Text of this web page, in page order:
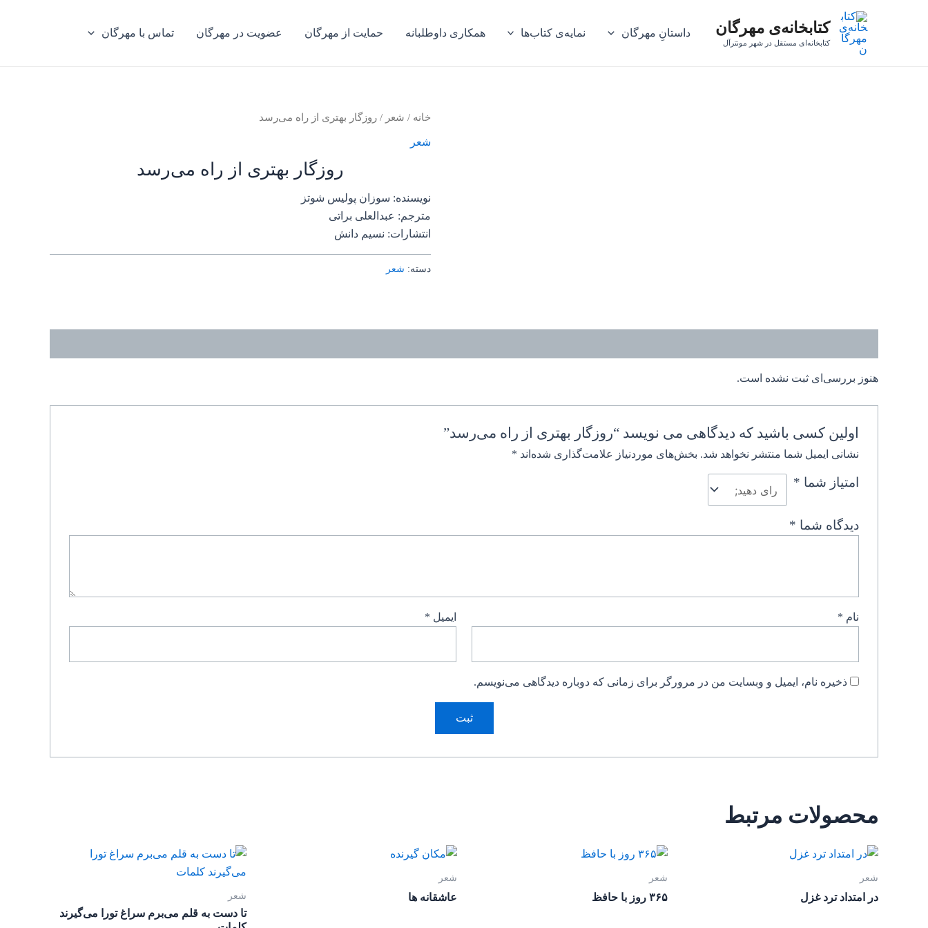
کتابخانه‌ی مهرگان
کتابخانه‌ای مستقل در شهر مونترآل
داستانِ مهرگان نمایه‌ی کتاب‌ها همکاری داوطلبانه حمایت از مهرگان عضویت در مهرگان تماس با مهرگان
خانه / شعر / روزگار بهتری از راه می‌رسد
شعر
روزگار بهتری از راه می‌رسد
نویسنده: سوزان پولیس شوتز
مترجم: عبدالعلی براتی
انتشارات: نسیم دانش
دسته: شعر
هنوز بررسی‌ای ثبت نشده است.
اولین کسی باشید که دیدگاهی می نویسد “روزگار بهتری از راه می‌رسد”
نشانی ایمیل شما منتشر نخواهد شد. بخش‌های موردنیاز علامت‌گذاری شده‌اند *
امتیاز شما *
دیدگاه شما *
نام * ایمیل *
ذخیره نام، ایمیل و وبسایت من در مرورگر برای زمانی که دوباره دیدگاهی می‌نویسم.
محصولات مرتبط
شعر
در امتداد ترد غزل
شعر
۳۶۵ روز با حافظ
شعر
عاشقانه ها شعر
تا دست به قلم می‌برم سراغ تورا می‌گیرند